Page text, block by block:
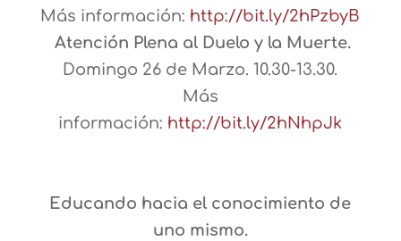
Más información: http://bit.ly/2hPzbyB
Atención Plena al Duelo y la Muerte.
Domingo 26 de Marzo. 10.30-13.30.
Más
información: http://bit.ly/2hNhpJk
Educando hacia el conocimiento de
uno mismo.